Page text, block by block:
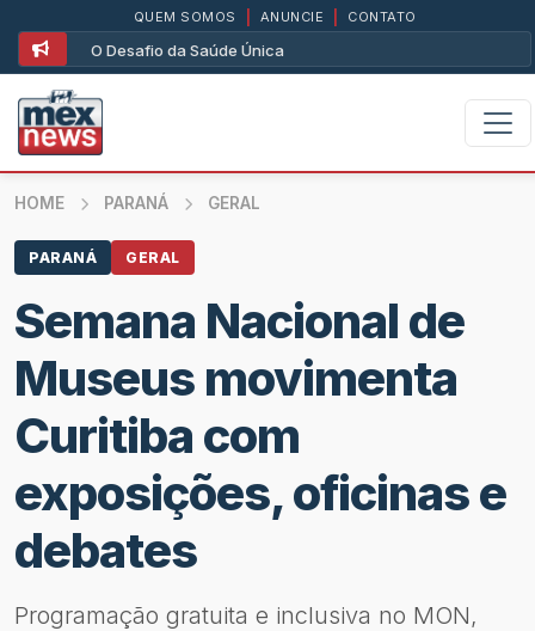
O Desafio da Saúde Única
QUEM SOMOS ANUNCIE CONTATO
HOME PARANÁ GERAL
PARANÁ GERAL
Semana Nacional de
Museus movimenta
Curitiba com
exposições, oficinas e
debates
Programação gratuita e inclusiva no MON,